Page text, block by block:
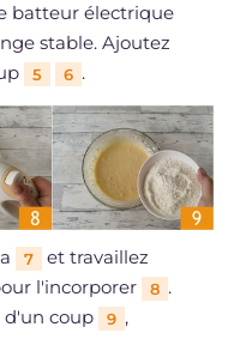
batteur électrique
stable. Ajoutez
5 6 .
7
et travaillez
l'incorporer
8 .
d'un coup
9 ,